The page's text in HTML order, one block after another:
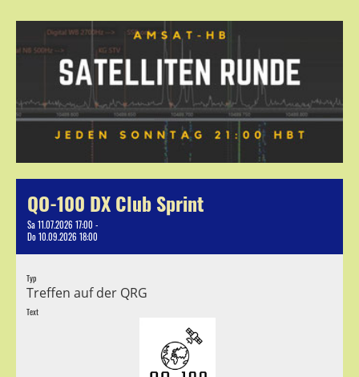
QO-100 DX Club Sprint
Sa 11.07.2026 17:00 -
Do 10.09.2026 18:00
Typ
Treffen auf der QRG
Text